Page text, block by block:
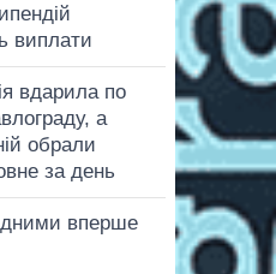
виплати
вдарила по
а
обрали
за день
вперше